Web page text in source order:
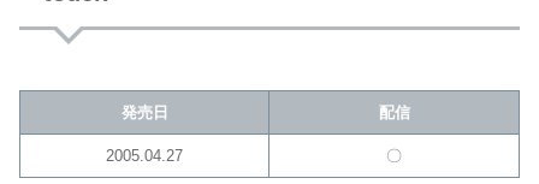
発売日 配信
2005.04.27 〇